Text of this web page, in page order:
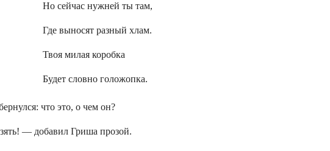
Но сейчас нужней ты там,
Где выносят разный хлам.
Твоя милая коробка
Будет словно голожопка.
что это, о чем он?
— добавил Гриша прозой.